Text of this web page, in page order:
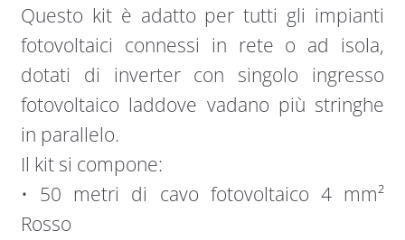
Questo kit è adatto per tutti gli impianti
fotovoltaici connessi in rete o ad isola,
dotati di inverter con singolo ingresso
fotovoltaico laddove vadano più stringhe
in parallelo.
Il kit si compone:
• 50 metri di cavo fotovoltaico 4 mm²
Rosso